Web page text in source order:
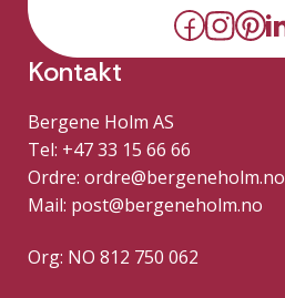
Kontakt
Bergene Holm AS
Tel: +47 33 15 66 66
Ordre: ordre@bergeneholm.no
Mail: post@bergeneholm.no
Org: NO 812 750 062